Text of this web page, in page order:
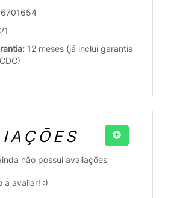
1
12 meses (já inclui garantia
não possui avaliações
a avaliar! :)